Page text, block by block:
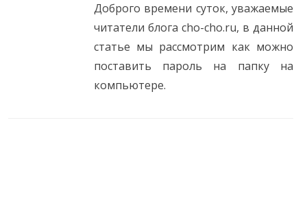
Доброго времени суток, уважаемые
читатели блога cho-cho.ru, в данной
статье мы рассмотрим как можно
поставить пароль на папку на
компьютере.